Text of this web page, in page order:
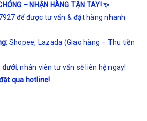
– NHẬN HÀNG TẬN TAY! ✨
để được tư vấn & đặt hàng nhanh
Shopee, Lazada (Giao hàng – Thu tiền
dưới, nhân viên tư vấn sẽ liên hệ ngay!
qua hotline!